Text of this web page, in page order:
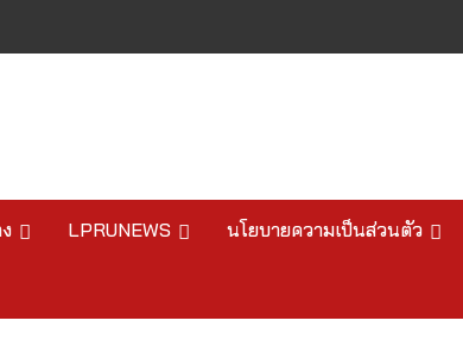
LPRUNEWS นโยบายความเป็นส่วนตัว